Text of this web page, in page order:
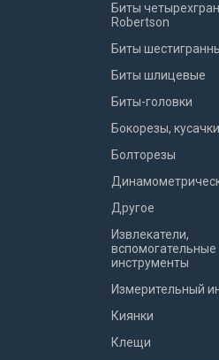
Биты
Robertson
Биты
Биты шлицевые
Биты-головки
Бокорезы, кусачки
Болторезы
Другое
Извлекатели,
вспомогательные
инструменты
Измерительный
Киянки
Клещи